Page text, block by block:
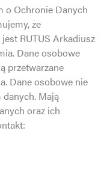
o Ochronie Danych
że
RUTUS Arkadiusz
Dane osobowe
przetwarzane
Dane osobowe nie
Mają
oraz ich